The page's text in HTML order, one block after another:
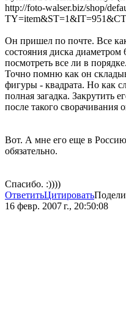
http://foto-walser.biz/shop/
Он пришел по почте. Все
состояния диска диаметром
посмотреть все ли в
Точно помню как он
фигуры - квадрата. Но как
полная загадка. Закрутить
после такого сворачивания
Вот. А мне его еще в Россию
обязательно.
Спасибо. :))))
ОтветитьЦитировать
16 февр. 2007 г., 20:50:08